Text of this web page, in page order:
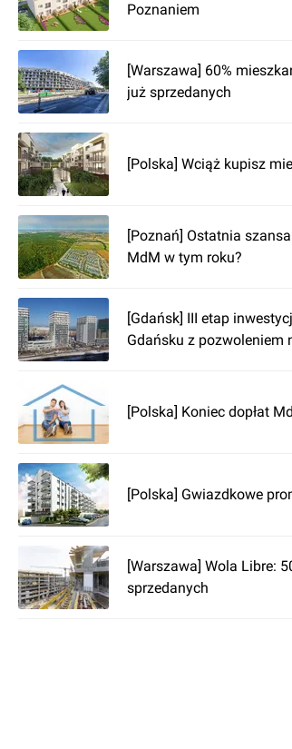
Poznaniem
[Warszawa] 60%
już sprzedanych
[Polska] Wciąż kupisz
[Poznań] Ostatnia
MdM w tym roku?
[Gdańsk] III etap
Gdańsku z pozwoleniem
[Polska] Koniec dopłat
[Polska] Gwiazdkowe
[Warszawa] Wola Libre:
sprzedanych